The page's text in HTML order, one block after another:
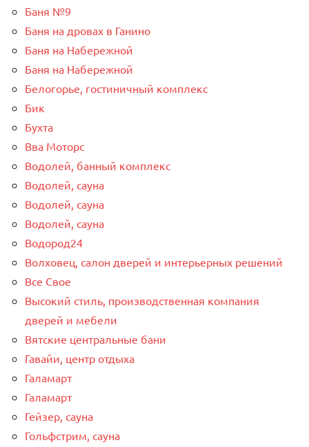
Баня №9
Баня на дровах в Ганино
Баня на Набережной
Баня на Набережной
Белогорье, гостиничный комплекс
Бик
Бухта
Вва Моторс
Водолей, банный комплекс
Водолей, сауна
Водолей, сауна
Водолей, сауна
Водород24
Волховец, салон дверей и интерьерных решений
Все Свое
Высокий стиль, производственная компания
дверей и мебели
Вятские центральные бани
Гавайи, центр отдыха
Галамарт
Галамарт
Гейзер, сауна
Гольфстрим, сауна